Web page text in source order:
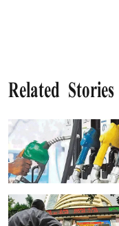
Related Stories